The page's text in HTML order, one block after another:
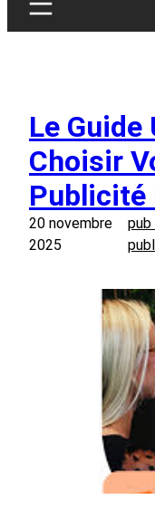
Le
Choisir
Publicité
20 novembre
2025